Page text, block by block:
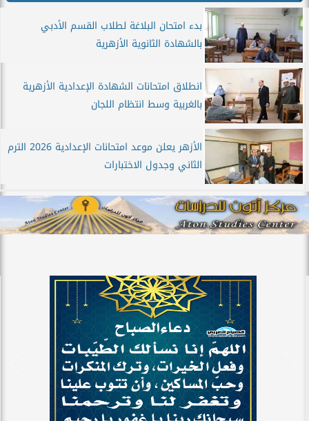
بدء امتحان البلاغة لطلاب القسم الأدبي
بالشهادة الثانوية الأزهرية
انطلاق امتحانات الشهادة الإعدادية الأزهرية
بالغربية وسط انتظام اللجان
الأزهر يعلن موعد امتحانات الإعدادية 2026 الترم
الثاني وجدول الاختبارات